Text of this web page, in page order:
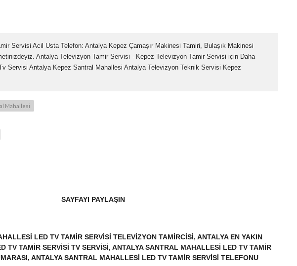
Servisi Acil Usta Telefon: Antalya Kepez Çamaşır Makinesi Tamiri, Bulaşık Makinesi
Antalya Televizyon Tamir Servisi - Kepez Televizyon Tamir Servisi için Daha
Servisi Antalya Kepez Santral Mahallesi Antalya Televizyon Teknik Servisi Kepez
Mahallesi
SAYFAYI PAYLAŞIN
LED TV TAMIR SERVISI TELEVIZYON TAMIRCISI, ANTALYA EN YAKIN
TV TAMIR SERVISI TV SERVISI, ANTALYA SANTRAL MAHALLESI LED TV TAMIR
ANTALYA SANTRAL MAHALLESI LED TV TAMIR SERVISI TELEFONU